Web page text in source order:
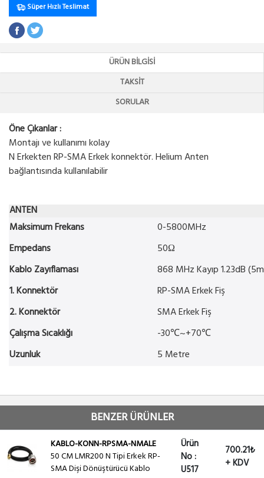
Süper Hızlı Teslimat
ÜRÜN BILGISI
TAKSIT
SORULAR
Öne Çıkanlar :
Montajı ve kullanımı kolay
N Erkekten RP-SMA Erkek konnektör. Helium Anten
bağlantısında kullanılabilir
ANTEN
Maksimum Frekans
0-5800MHz
Empedans
50Ω
Kablo Zayıflaması
868 MHz Kayıp 1.23dB
1. Konnektör
RP-SMA Erkek Fiş
2. Konnektör
SMA Erkek Fiş
Çalışma Sıcaklığı
-30℃~+70℃
Uzunluk
5 Metre
BENZER ÜRÜNLER
KABLO-KONN-RPSMA-NMALE
50 CM LMR200 N Tipi Erkek RP-
SMA Dişi Dönüştürücü Kablo
Ürün
No :
U517
700.21₺
+ KDV